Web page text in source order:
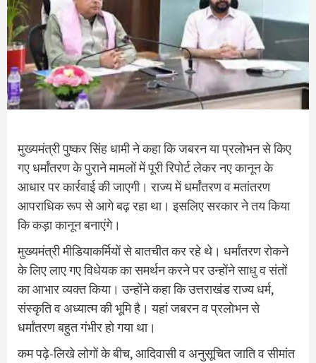
मुख्यमंत्री पुष्कर सिंह धामी ने कहा कि जबरन या प्रलोभन से किए
गए धर्मांतरण के पुराने मामलों में पूरी रिपोर्ट लेकर नए कानून के
आधार पर कार्रवाई की जाएगी। राज्य में धर्मांतरण व मतांतरण
आपराधिक रूप से आगे बढ़ रहा था। इसलिए सरकार ने तय किया
कि कड़ा कानून बनाएंगे।
मुख्यमंत्री मीडियाकर्मियों से बातचीत कर रहे थे। धर्मांतरण रोकने
के लिए लाए गए विधेयक का समर्थन करने पर उन्होंने साधु व संतों
का आभार व्यक्त किया। उन्होंने कहा कि उत्तराखंड राज्य धर्म,
संस्कृति व अध्यात्म की भूमि है। यहां जबरन व प्रलोभन से
धर्मांतरण बहुत गंभीर हो गया था।
कम पढ़े-लिखे लोगों के बीच, आदिवासी व अनुसूचित जाति व सीमांत